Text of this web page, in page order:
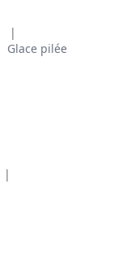
|
Glace pilée
|